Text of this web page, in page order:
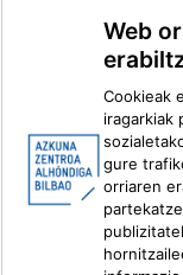
Instagram
Linkedin
Lege informazioa
Web
Cookieak
iragarkiak
gure
orriaren